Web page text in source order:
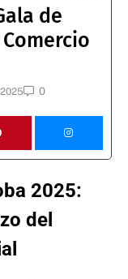
de
0
2025:
del